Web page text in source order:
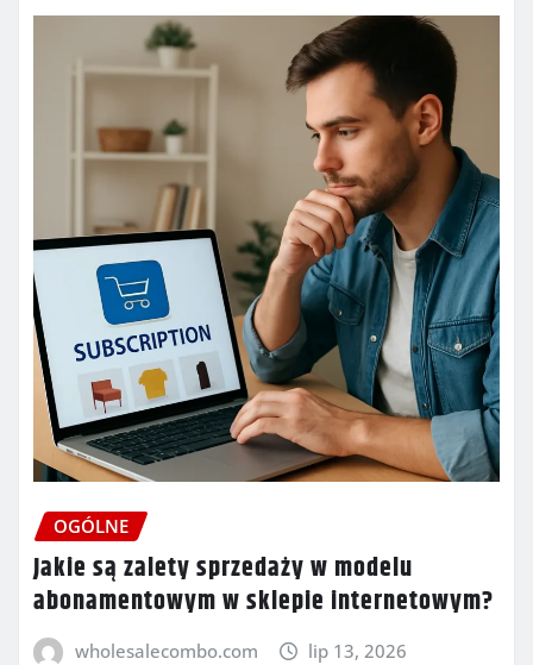
OGÓLNE
Jakie są zalety sprzedaży w modelu
abonamentowym w sklepie internetowym?
wholesalecombo.com lip 13, 2026